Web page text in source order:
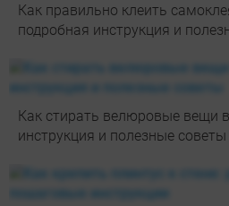
Как правильно клеить
подробная инструкция и
Как стирать велюровые вещи
инструкция и полезные советы